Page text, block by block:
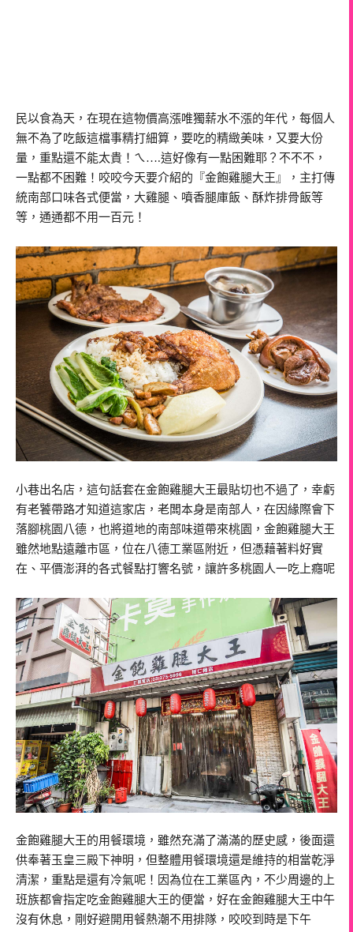
民以食為天，在現在這物價高漲唯獨薪水不漲的年代，每個人
無不為了吃飯這檔事精打細算，要吃的精緻美味，又要大份
量，重點還不能太貴！ㄟ….這好像有一點困難耶？不不不，
一點都不困難！咬咬今天要介紹的『金飽雞腿大王』，主打傳
統南部口味各式便當，大雞腿、噴香腿庫飯、酥炸排骨飯等
等，通通都不用一百元！
小巷出名店，這句話套在金飽雞腿大王最貼切也不過了，幸虧
有老饕帶路才知道這家店，老闆本身是南部人，在因緣際會下
落腳桃園八德，也將道地的南部味道帶來桃園，金飽雞腿大王
雖然地點遠離市區，位在八德工業區附近，但憑藉著料好實
在、平價澎湃的各式餐點打響名號，讓許多桃園人一吃上癮呢
金飽雞腿大王的用餐環境，雖然充滿了滿滿的歷史感，後面還
供奉著玉皇三殿下神明，但整體用餐環境還是維持的相當乾淨
清潔，重點是還有冷氣呢！因為位在工業區內，不少周邊的上
班族都會指定吃金飽雞腿大王的便當，好在金飽雞腿大王中午
沒有休息，剛好避開用餐熱潮不用排隊，咬咬到時是下午